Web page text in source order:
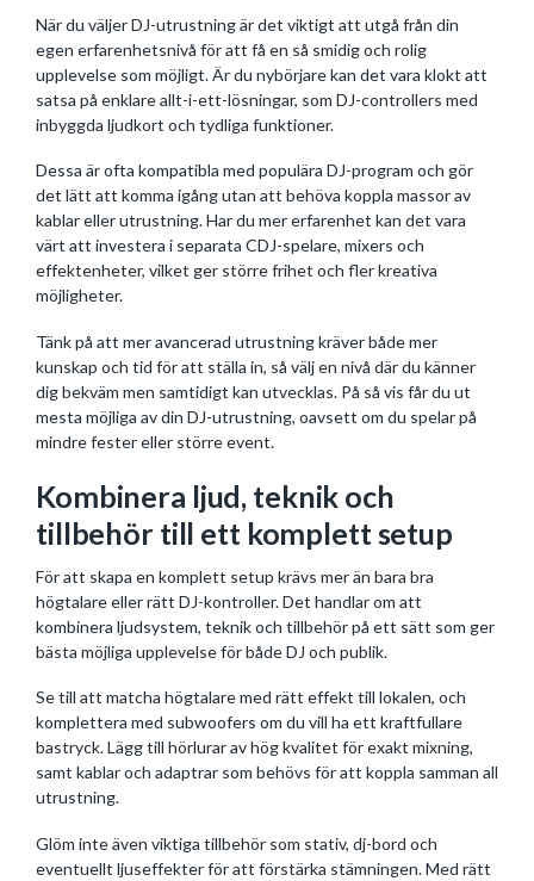
När du väljer DJ-utrustning är det viktigt att utgå från din
egen erfarenhetsnivå för att få en så smidig och rolig
upplevelse som möjligt. Är du nybörjare kan det vara klokt att
satsa på enklare allt-i-ett-lösningar, som DJ-controllers med
inbyggda ljudkort och tydliga funktioner.
Dessa är ofta kompatibla med populära DJ-program och gör
det lätt att komma igång utan att behöva koppla massor av
kablar eller utrustning. Har du mer erfarenhet kan det vara
värt att investera i separata CDJ-spelare, mixers och
effektenheter, vilket ger större frihet och fler kreativa
möjligheter.
Tänk på att mer avancerad utrustning kräver både mer
kunskap och tid för att ställa in, så välj en nivå där du känner
dig bekväm men samtidigt kan utvecklas. På så vis får du ut
mesta möjliga av din DJ-utrustning, oavsett om du spelar på
mindre fester eller större event.
Kombinera ljud, teknik och
tillbehör till ett komplett setup
För att skapa en komplett setup krävs mer än bara bra
högtalare eller rätt DJ-kontroller. Det handlar om att
kombinera ljudsystem, teknik och tillbehör på ett sätt som ger
bästa möjliga upplevelse för både DJ och publik.
Se till att matcha högtalare med rätt effekt till lokalen, och
komplettera med subwoofers om du vill ha ett kraftfullare
bastryck. Lägg till hörlurar av hög kvalitet för exakt mixning,
samt kablar och adaptrar som behövs för att koppla samman all
utrustning.
Glöm inte även viktiga tillbehör som stativ, dj-bord och
eventuellt ljuseffekter för att förstärka stämningen. Med rätt